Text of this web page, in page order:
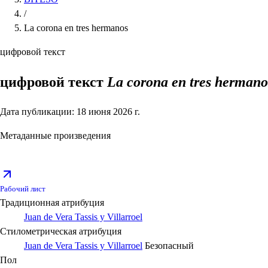
/
La corona en tres hermanos
цифровой текст
цифровой текст La corona en tres
Дата публикации: 18 июня 2026 г.
Метаданные произведения
Рабочий лист
Традиционная атрибуция
Juan de Vera Tassis y Villarroel
Стилометрическая атрибуция
Juan de Vera Tassis y Villarroel Безопасный
Пол